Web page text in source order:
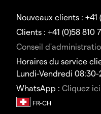
Nouveaux clients : +41
Clients : +41 (0)58 810
Conseil
Horaires du service
Lundi-Vendredi
WhatsApp : Cliquez ici